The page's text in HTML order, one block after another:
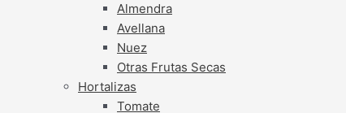
Almendra
Avellana
Nuez
Otras Frutas Secas
Hortalizas
Tomate